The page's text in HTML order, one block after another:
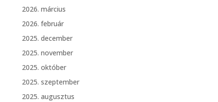
2026. március
2026. február
2025. december
2025. november
2025. október
2025. szeptember
2025. augusztus